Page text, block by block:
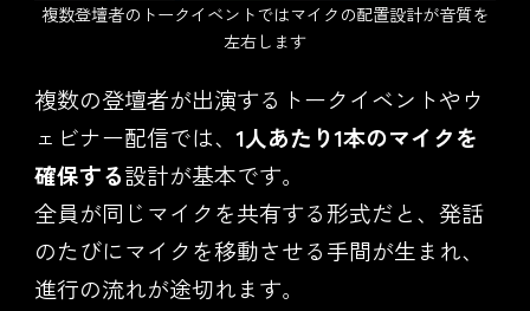
複数登壇者のトークイベントではマイクの配置設計が音質を
左右します
複数の登壇者が出演するトークイベントやウ
ェビナー配信では、1人あたり1本のマイクを
確保する設計が基本です。
全員が同じマイクを共有する形式だと、発話
のたびにマイクを移動させる手間が生まれ、
進行の流れが途切れます。